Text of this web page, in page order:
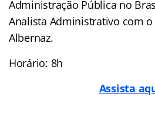
Administração Pública no
Analista Administrativo com
Albernaz.
Horário: 8h
Assista